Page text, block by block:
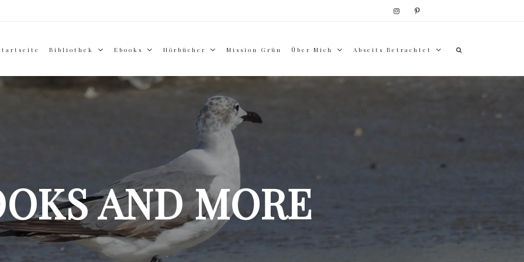
Bibliothek Ebooks Hörbücher Mission Grün Über Mich Abseits Betrachtet
AND MORE